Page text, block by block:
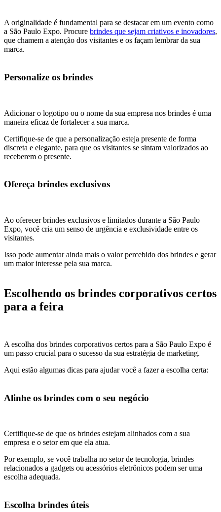
A originalidade é fundamental para se destacar em um evento como
a São Paulo Expo. Procure brindes que sejam criativos e inovadores,
que chamem a atenção dos visitantes e os façam lembrar da sua
marca.
Personalize os brindes
Adicionar o logotipo ou o nome da sua empresa nos brindes é uma
maneira eficaz de fortalecer a sua marca.
Certifique-se de que a personalização esteja presente de forma
discreta e elegante, para que os visitantes se sintam valorizados ao
receberem o presente.
Ofereça brindes exclusivos
Ao oferecer brindes exclusivos e limitados durante a São Paulo
Expo, você cria um senso de urgência e exclusividade entre os
visitantes.
Isso pode aumentar ainda mais o valor percebido dos brindes e gerar
um maior interesse pela sua marca.
Escolhendo os brindes corporativos certos
para a feira
A escolha dos brindes corporativos certos para a São Paulo Expo é
um passo crucial para o sucesso da sua estratégia de marketing.
Aqui estão algumas dicas para ajudar você a fazer a escolha certa:
Alinhe os brindes com o seu negócio
Certifique-se de que os brindes estejam alinhados com a sua
empresa e o setor em que ela atua.
Por exemplo, se você trabalha no setor de tecnologia, brindes
relacionados a gadgets ou acessórios eletrônicos podem ser uma
escolha adequada.
Escolha brindes úteis